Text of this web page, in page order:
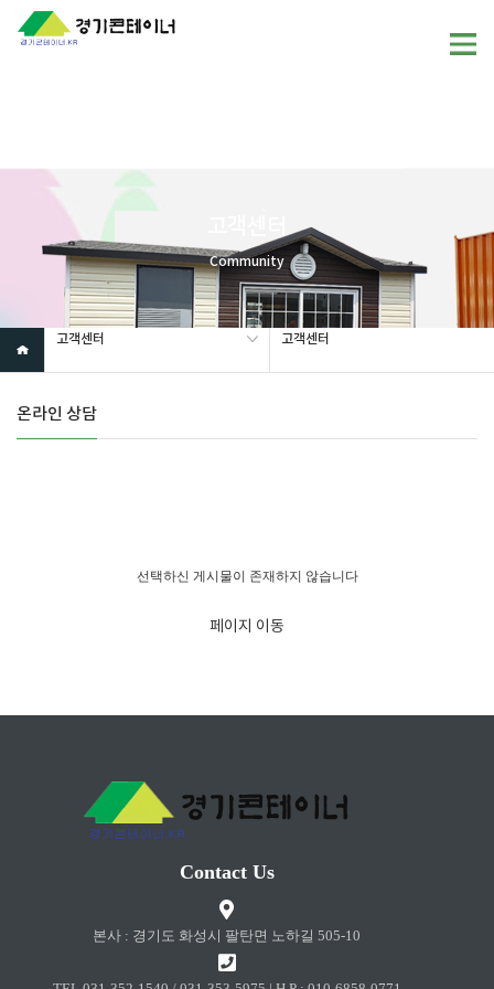
Warning: mysql_fetch_array(): supplied argument is not a valid
MySQL result resource in
/home/gunggictr/gungboard/view.php
Community
고객센터 고객센터
온라인 상담
선택하신 게시물이 존재하지 않습니다
페이지 이동
Contact Us
본사 : 경기도 화성시 팔탄면 노하길 505-10